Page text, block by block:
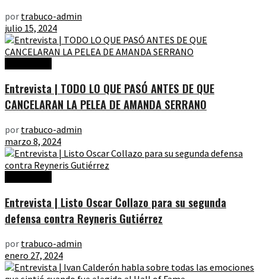
por trabuco-admin
julio 15, 2024
Entrevista | TODO LO QUE PASÓ ANTES DE QUE
CANCELARAN LA PELEA DE AMANDA SERRANO
por trabuco-admin
marzo 8, 2024
Entrevista | Listo Oscar Collazo para su segunda
defensa contra Reyneris Gutiérrez
por trabuco-admin
enero 27, 2024